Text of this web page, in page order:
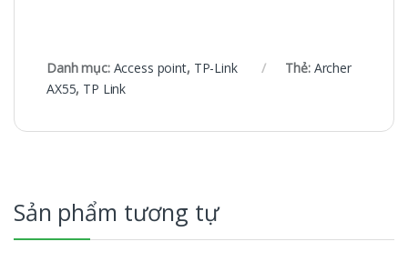
Danh mục: Access point, TP-Link Thẻ: Archer
AX55, TP Link
Sản phẩm tương tự